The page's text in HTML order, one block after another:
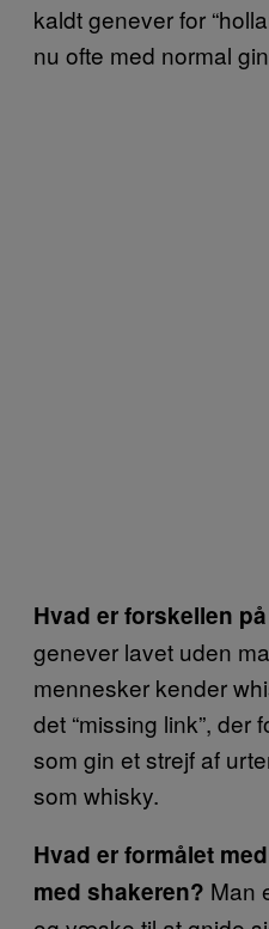
kaldt genever for
nu ofte med normal
Hvad er forskellen
genever lavet uden
mennesker kender
det “missing link”, der
som gin et strejf af
som whisky.
Hvad er formålet
med shakeren? Man